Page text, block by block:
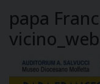
papa
vicino_web